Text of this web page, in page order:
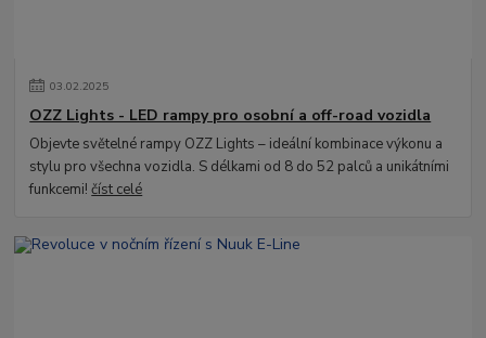
03.02.2025
OZZ Lights - LED rampy pro osobní a off-road vozidla
Objevte světelné rampy OZZ Lights – ideální kombinace výkonu a
stylu pro všechna vozidla. S délkami od 8 do 52 palců a unikátními
funkcemi!číst celé